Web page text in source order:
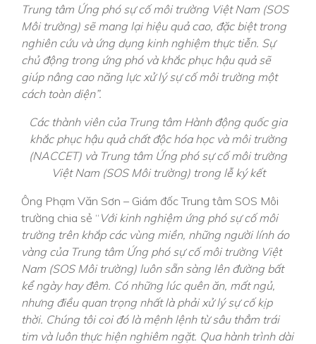
Trung tâm Ứng phó sự cố môi trường Việt Nam (SOS
Môi trường) sẽ mang lại hiệu quả cao, đặc biệt trong
nghiên cứu và ứng dụng kinh nghiệm thực tiễn. Sự
chủ động trong ứng phó và khắc phục hậu quả sẽ
giúp nâng cao năng lực xử lý sự cố môi trường một
cách toàn diện”.
Các thành viên của Trung tâm Hành động quốc gia
khắc phục hậu quả chất độc hóa học và môi trường
(NACCET) và Trung tâm Ứng phó sự cố môi trường
Việt Nam (SOS Môi trường) trong lễ ký kết
Ông Phạm Văn Sơn – Giám đốc Trung tâm SOS Môi
trường chia sẻ “ Với kinh nghiệm ứng phó sự cố môi
trường trên khắp các vùng miền, những người lính áo
vàng của Trung tâm Ứng phó sự cố môi trường Việt
Nam (SOS Môi trường) luôn sẵn sàng lên đường bất
kể ngày hay đêm. Có những lúc quên ăn, mất ngủ,
nhưng điều quan trọng nhất là phải xử lý sự cố kịp
thời. Chúng tôi coi đó là mệnh lệnh từ sâu thẳm trái
tim và luôn thực hiện nghiêm ngặt. Qua hành trình dài